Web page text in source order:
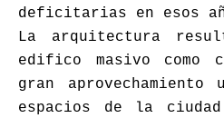
deficitarias en esos
La arquitectura
edifico masivo como
gran
espacios de la